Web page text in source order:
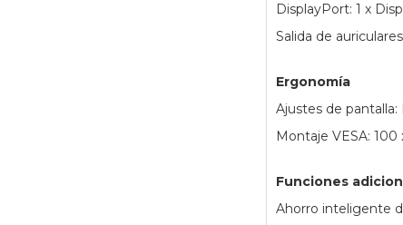
DisplayPort: 1 x
Salida de
Ergonomía
Ajustes de pantalla:
Montaje VESA:
Funciones
Ahorro inteligente